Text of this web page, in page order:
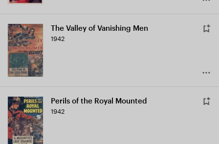
The Valley of Vanishing Men
1942
Perils of the Royal Mounted
1942